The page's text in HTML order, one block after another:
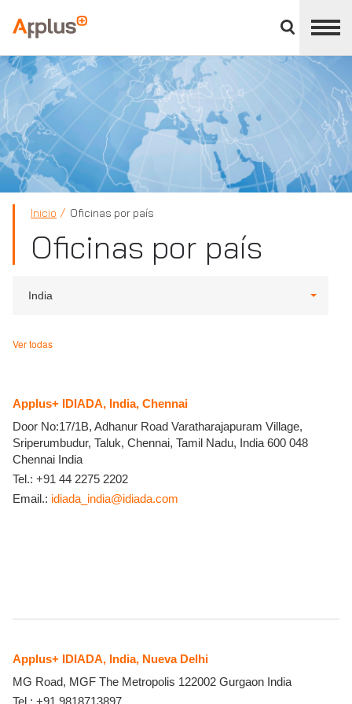
panel
Applus+
Inicio Oficinas por país
Oficinas por país
India
Ver todas
Applus+ IDIADA, India, Chennai
Door No:17/1B, Adhanur Road Varatharajapuram Village,
Sriperumbudur, Taluk, Chennai, Tamil Nadu, India 600 048
Chennai India
Tel.: +91 44 2275 2202
Email.: idiada_india@idiada.com
Applus+ IDIADA, India, Nueva Delhi
MG Road, MGF The Metropolis 122002 Gurgaon India
Tel.: +91 9818713897